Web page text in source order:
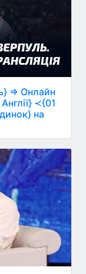
⇒ Онлайн
≺{01
на